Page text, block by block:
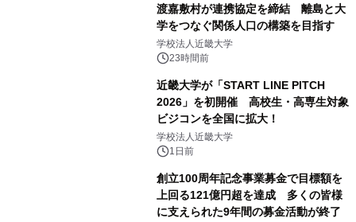
渡嘉敷村が連携協定を締結 離島と大
学をつなぐ関係人口の構築を目指す
学校法人近畿大学
23時間前
近畿大学が「START LINE PITCH
2026」を初開催 高校生・高専生対象
ビジコンを全国に拡大！
学校法人近畿大学
1日前
創立100周年記念事業募金で目標額を
上回る121億円超を達成 多くの皆様
に支えられた9年間の募金活動が終了